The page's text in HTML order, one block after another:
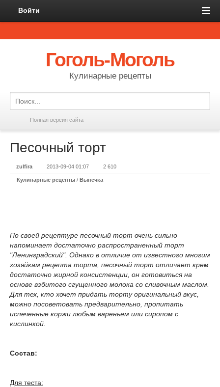
Войти
Гоголь-Моголь
Кулинарные рецепты
Полная версия сайта
Песочный торт
zulfira 2013-09-04 01:07 2 610
Кулинарные рецепты / Выпечка
По своей рецептуре песочный торт очень сильно
напоминает достаточно распространенный торт
"Ленинградский". Однако в отличие от известного многим
хозяйкам рецепта торта, песочный торт отличает крем
достаточно жирной консистенции, он готовиться на
основе взбитого сгущенного молока со сливочным маслом.
Для тех, кто хочет придать торту оригинальный вкус,
можно посоветовать предварительно, пропитать
испеченные коржи любым вареньем или сиропом с
кислинкой.
Состав:
Для теста: